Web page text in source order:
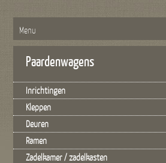
Menu
Paardenwagens
Inrichtingen
Kleppen
Deuren
Ramen
Zadelkamer / zadelkasten